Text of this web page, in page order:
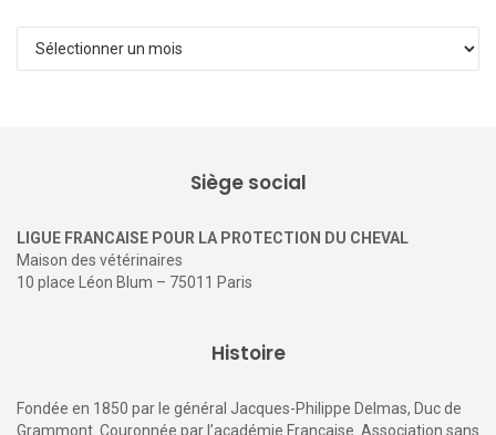
Archives
Siège social
LIGUE FRANCAISE POUR LA PROTECTION DU CHEVAL
Maison des vétérinaires
10 place Léon Blum – 75011 Paris
Histoire
Fondée en 1850 par le général Jacques-Philippe Delmas, Duc de
Grammont. Couronnée par l’académie Française. Association sans